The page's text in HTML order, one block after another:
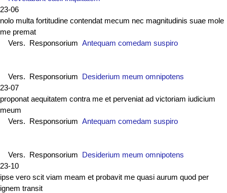
23-06
nolo multa fortitudine contendat mecum nec magnitudinis suae mole
me premat
Vers. Responsorium Antequam comedam suspiro
Vers. Responsorium Desiderium meum omnipotens
23-07
proponat aequitatem contra me et perveniat ad victoriam iudicium
meum
Vers. Responsorium Antequam comedam suspiro
Vers. Responsorium Desiderium meum omnipotens
23-10
ipse vero scit viam meam et probavit me quasi aurum quod per
ignem transit